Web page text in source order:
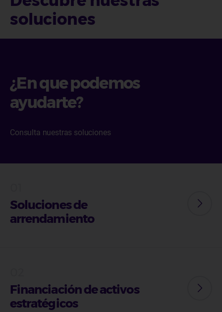
soluciones
¿En que podemos
ayudarte?
Consulta nuestras soluciones
Soluciones de
arrendamiento
Financiación de activos
estratégicos